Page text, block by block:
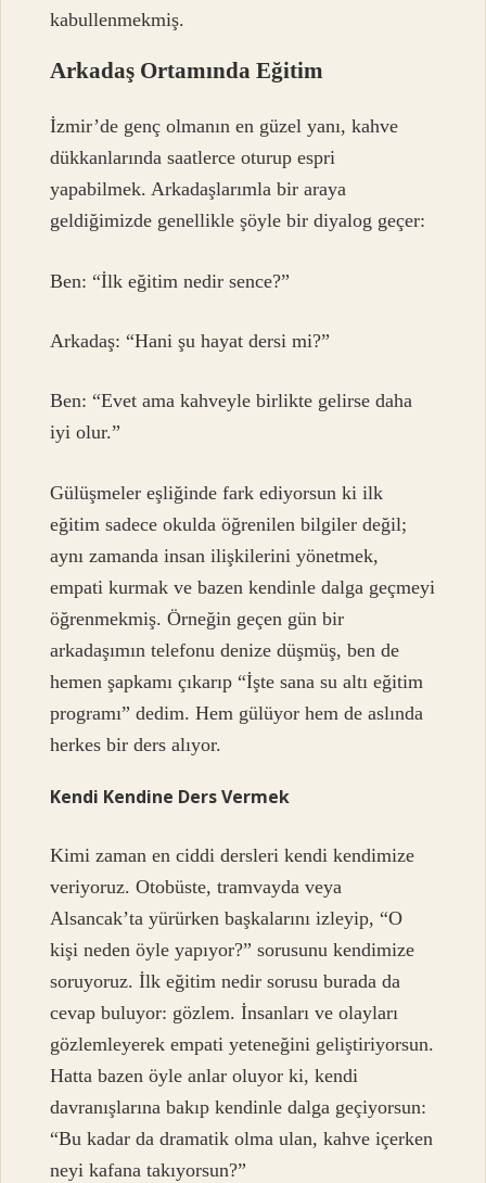
kabullenmekmiş.
Arkadaş Ortamında Eğitim
İzmir’de genç olmanın en güzel yanı, kahve
dükkanlarında saatlerce oturup espri
yapabilmek. Arkadaşlarımla bir araya
geldiğimizde genellikle şöyle bir diyalog geçer:
Ben: “İlk eğitim nedir sence?”
Arkadaş: “Hani şu hayat dersi mi?”
Ben: “Evet ama kahveyle birlikte gelirse daha
iyi olur.”
Gülüşmeler eşliğinde fark ediyorsun ki ilk
eğitim sadece okulda öğrenilen bilgiler değil;
aynı zamanda insan ilişkilerini yönetmek,
empati kurmak ve bazen kendinle dalga geçmeyi
öğrenmekmiş. Örneğin geçen gün bir
arkadaşımın telefonu denize düşmüş, ben de
hemen şapkamı çıkarıp “İşte sana su altı eğitim
programı” dedim. Hem gülüyor hem de aslında
herkes bir ders alıyor.
Kendi Kendine Ders Vermek
Kimi zaman en ciddi dersleri kendi kendimize
veriyoruz. Otobüste, tramvayda veya
Alsancak’ta yürürken başkalarını izleyip, “O
kişi neden öyle yapıyor?” sorusunu kendimize
soruyoruz. İlk eğitim nedir sorusu burada da
cevap buluyor: gözlem. İnsanları ve olayları
gözlemleyerek empati yeteneğini geliştiriyorsun.
Hatta bazen öyle anlar oluyor ki, kendi
davranışlarına bakıp kendinle dalga geçiyorsun:
“Bu kadar da dramatik olma ulan, kahve içerken
neyi kafana takıyorsun?”